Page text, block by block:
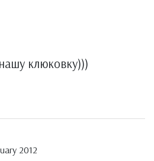
клюковку)))
2012